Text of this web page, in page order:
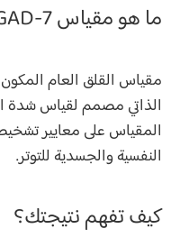
ما هو مقياس GAD-7؟
الذاتي مصمم لقياس شدة
المقياس على معايير
النفسية والجسدية للتوتر.
كيف تفهم نتيجتك؟